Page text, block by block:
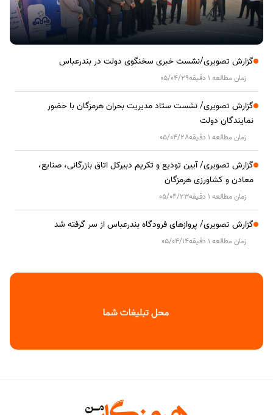
گزارش تصویری/نشست خبری سخنگوی دولت در بندرعباس
زمان مطالعه 1 دقیقه 05/04/29
گزارش تصویری/ نشست ستاد مدیریت بحران هرمزگان با حضور
نمایندگان دولت
زمان مطالعه 1 دقیقه 05/04/28
گزارش تصویری/ آیین تودیع و تکریم دبیرکل اتاق بازرگانی، صنایع،
معادن و کشاورزی هرمزگان
زمان مطالعه 1 دقیقه 05/04/23
گزارش تصویری/ پروازهای فرودگاه بندرعباس از سر گرفته شد
زمان مطالعه 1 دقیقه 05/04/14